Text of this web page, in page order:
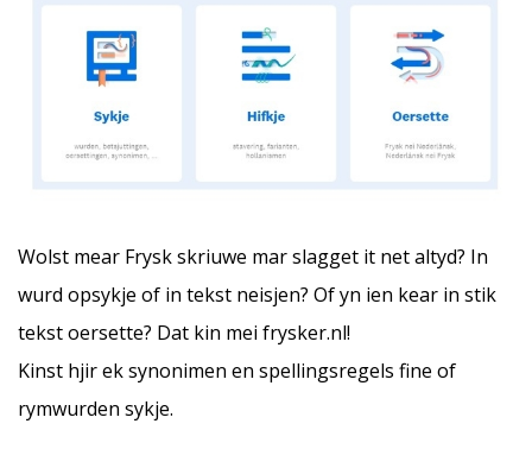
Wolst mear Frysk skriuwe mar slagget it net altyd? In
wurd opsykje of in tekst neisjen? Of yn ien kear in stik
tekst oersette? Dat kin mei frysker.nl!
Kinst hjir ek synonimen en spellingsregels fine of
rymwurden sykje.